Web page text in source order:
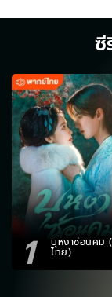
ซี
1 บุหงาซ่อนคม
ไทย)